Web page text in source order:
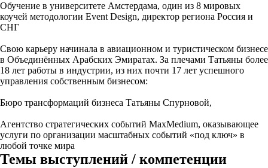
Обучение в университете Амстердама, один из 8 мировых
коучей методологии Event Design, директор региона Россия и
СНГ
Свою карьеру начинала в авиационном и туристическом бизнесе
в Объединённых Арабских Эмиратах. За плечами Татьяны более
18 лет работы в индустрии, из них почти 17 лет успешного
управления собственным бизнесом:
Бюро трансформаций бизнеса Татьяны Спурновой,
Агентство стратегических событий MaxMedium, оказывающее
услуги по организации масштабных событий «под ключ» в
любой точке мира
Темы выступлений / компетенции